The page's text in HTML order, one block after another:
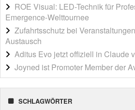
ROE Visual: LED-Technik für
Emergence-Welttournee
Zufahrtsschutz bei
Austausch
Aditus Evo jetzt offiziell in Claude
Joyned ist Promoter Member der
SCHLAGWÖRTER